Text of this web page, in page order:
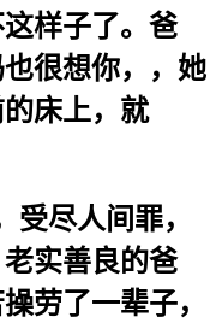
样子了。爸
很想你，，她
床上，就
尽人间罪，
实善良的爸
劳了一辈子，